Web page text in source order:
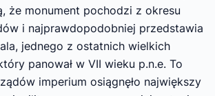
że monument pochodzi z okresu
i najprawdopodobniej przedstawia
jednego z ostatnich wielkich
panował w VII wieku p.n.e. To
imperium osiągnęło największy